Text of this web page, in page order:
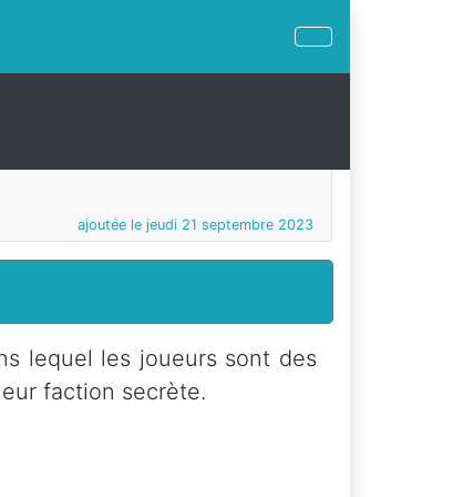
ajoutée le jeudi 21 septembre 2023
lequel les joueurs sont des
faction secrète.